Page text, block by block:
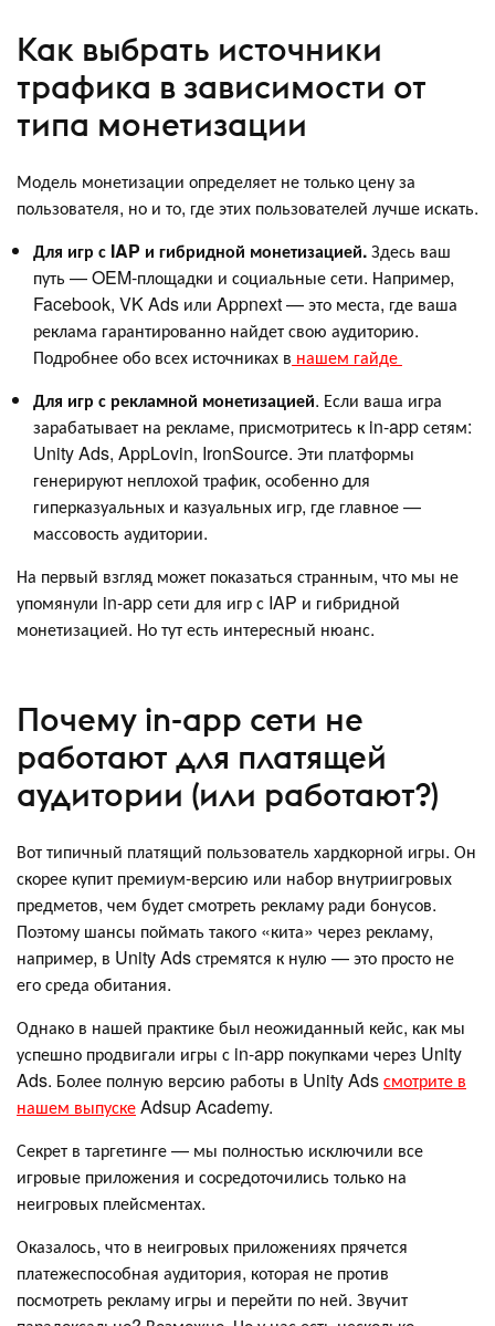
Как выбрать источники
трафика в зависимости от
типа монетизации
Модель монетизации определяет не только цену за
пользователя, но и то, где этих пользователей лучше искать.
Для игр с IAP и гибридной монетизацией.Здесь ваш
путь — OEM-площадки и социальные сети. Например,
Facebook, VK Ads или Appnext — это места, где ваша
реклама гарантированно найдет свою аудиторию.
Подробнее обо всех источниках в нашем гайде
Для игр с рекламной монетизацией. Если ваша игра
зарабатывает на рекламе, присмотритесь к in-app сетям:
Unity Ads, AppLovin, IronSource. Эти платформы
генерируют неплохой трафик, особенно для
гиперказуальных и казуальных игр, где главное —
массовость аудитории.
На первый взгляд может показаться странным, что мы не
упомянули in-app сети для игр с IAP и гибридной
монетизацией. Но тут есть интересный нюанс.
Почему in-app сети не
работают для платящей
аудитории (или работают?)
Вот типичный платящий пользователь хардкорной игры. Он
скорее купит премиум-версию или набор внутриигровых
предметов, чем будет смотреть рекламу ради бонусов.
Поэтому шансы поймать такого «кита» через рекламу,
например, в Unity Ads стремятся к нулю — это просто не
его среда обитания.
Однако в нашей практике был неожиданный кейс, как мы
успешно продвигали игры с in-app покупками через Unity
Ads. Более полную версию работы в Unity Adsсмотрите в
нашем выпускеAdsup Academy.
Секрет в таргетинге — мы полностью исключили все
игровые приложения и сосредоточились только на
неигровых плейсментах.
Оказалось, что в неигровых приложениях прячется
платежеспособная аудитория, которая не против
посмотреть рекламу игры и перейти по ней. Звучит